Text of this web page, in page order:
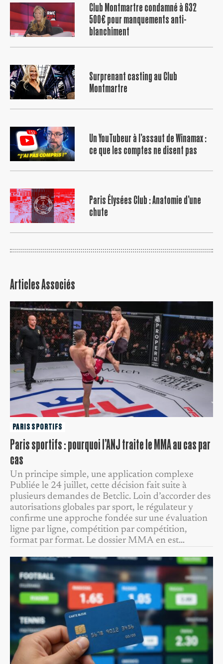
Club Montmartre condamné à 632
500€ pour manquements anti-
blanchiment
Surprenant casting au Club
Montmartre
Un YouTubeur à l’assaut de Winamax :
ce que les comptes ne disent pas
Paris Élysées Club : Anatomie d’une
chute
Articles Associés
PARIS SPORTIFS
Paris sportifs : pourquoi l’ANJ traite le MMA au cas par
cas
Un principe simple, une application complexe
Publiée le 24 juillet, cette décision fait suite à
plusieurs demandes de Betclic. Loin d’accorder des
autorisations globales par sport, le régulateur y
confirme une approche fondée sur une évaluation
ligne par ligne, compétition par compétition,
format par format. Le dossier MMA en est…